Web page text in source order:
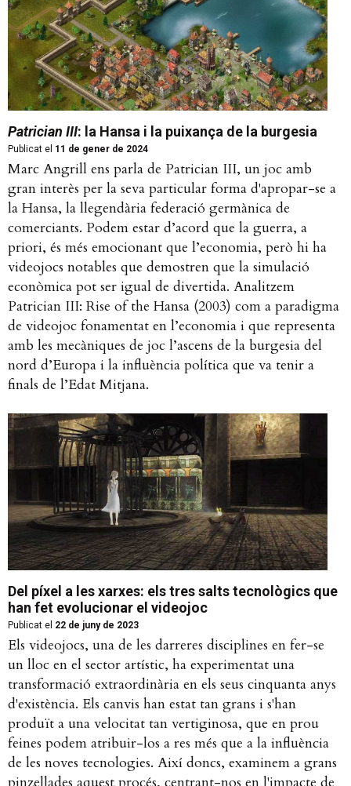
Patrician III: la Hansa i la puixança de la burgesia
Publicat el 11 de gener de 2024
Marc Angrill ens parla de Patrician III, un joc amb
gran interès per la seva particular forma d'apropar-se a
la Hansa, la llegendària federació germànica de
comerciants. Podem estar d’acord que la guerra, a
priori, és més emocionant que l’economia, però hi ha
videojocs notables que demostren que la simulació
econòmica pot ser igual de divertida. Analitzem
Patrician III: Rise of the Hansa (2003) com a paradigma
de videojoc fonamentat en l’economia i que representa
amb les mecàniques de joc l’ascens de la burgesia del
nord d’Europa i la influència política que va tenir a
finals de l’Edat Mitjana.
Del píxel a les xarxes: els tres salts tecnològics que
han fet evolucionar el videojoc
Publicat el 22 de juny de 2023
Els videojocs, una de les darreres disciplines en fer-se
un lloc en el sector artístic, ha experimentat una
transformació extraordinària en els seus cinquanta anys
d'existència. Els canvis han estat tan grans i s'han
produït a una velocitat tan vertiginosa, que en prou
feines podem atribuir-los a res més que a la influència
de les noves tecnologies. Així doncs, examinem a grans